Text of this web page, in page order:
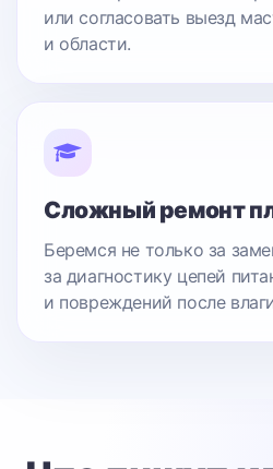
или согласовать выезд
и области.
Сложный ремонт
Беремся не только за
за диагностику цепей
и повреждений после